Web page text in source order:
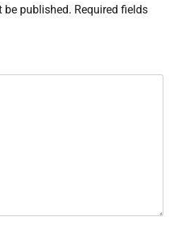
be published. Required fields